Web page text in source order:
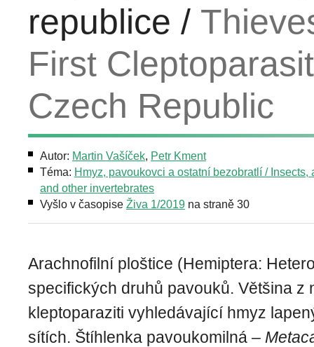
republice /
First
Czech Republic
Autor: Martin Vašíček, Petr Kment
Téma: Hmyz, pavoukovci a ostatní bezobratlí / Insects,
and other invertebrates
Vyšlo v časopise Živa 1/2019 na straně 30
Arachnofilní ploštice (Hemiptera:
specifických druhů pavouků. Většina z
kleptoparaziti vyhledávající hmyz
sítích. Štíhlenka pavoukomilná –